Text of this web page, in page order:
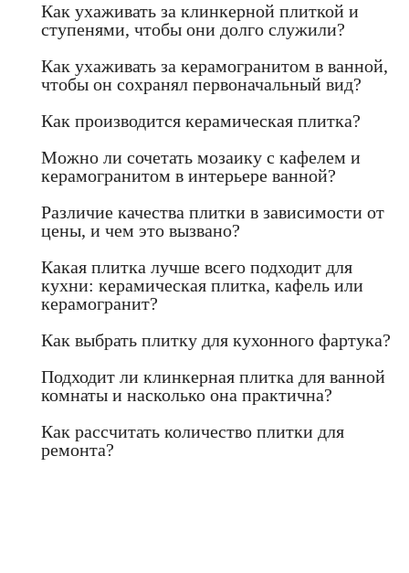
Как ухаживать за клинкерной плиткой и
ступенями, чтобы они долго служили?
Как ухаживать за керамогранитом в ванной,
чтобы он сохранял первоначальный вид?
Как производится керамическая плитка?
Можно ли сочетать мозаику с кафелем и
керамогранитом в интерьере ванной?
Различие качества плитки в зависимости от
цены, и чем это вызвано?
Какая плитка лучше всего подходит для
кухни: керамическая плитка, кафель или
керамогранит?
Как выбрать плитку для кухонного фартука?
Подходит ли клинкерная плитка для ванной
комнаты и насколько она практична?
Как рассчитать количество плитки для
ремонта?